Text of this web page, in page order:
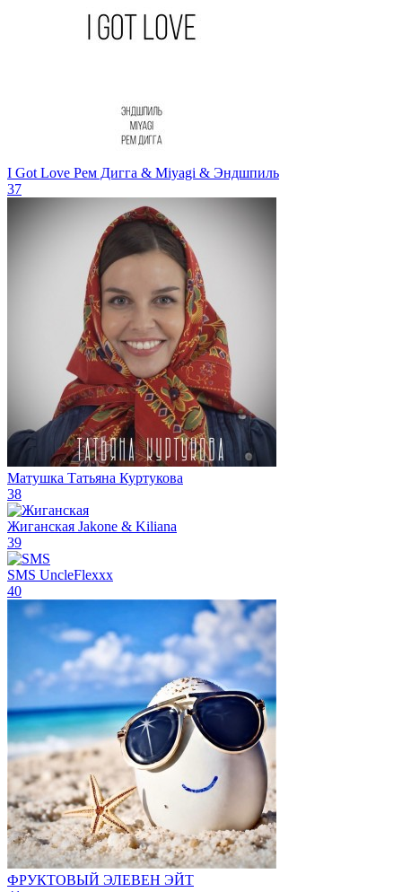
I Got Love Рем Дигга & Miyagi & Эндшпиль
37
Матушка Татьяна Куртукова
38
Жиганская Jakone & Kiliana
39
SMS UncleFlexxx
40
ФРУКТОВЫЙ ЭЛЕВЕН ЭЙТ